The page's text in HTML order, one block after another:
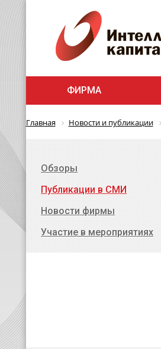
ФИРМА
Главная Новости и публикации
Обзоры
Публикации в СМИ
Новости фирмы
Участие в мероприятиях